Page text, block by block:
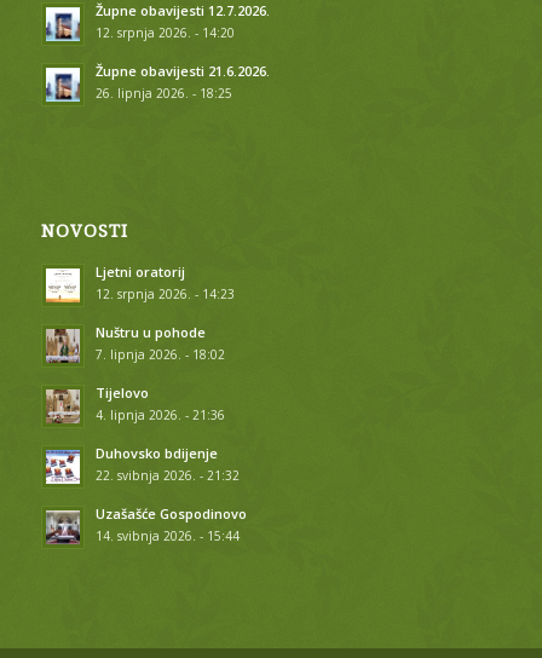
Župne obavijesti 12.7.2026.
12. srpnja 2026. - 14:20
Župne obavijesti 21.6.2026.
26. lipnja 2026. - 18:25
NOVOSTI
Ljetni oratorij
12. srpnja 2026. - 14:23
Nuštru u pohode
7. lipnja 2026. - 18:02
Tijelovo
4. lipnja 2026. - 21:36
Duhovsko bdijenje
22. svibnja 2026. - 21:32
Uzašašće Gospodinovo
14. svibnja 2026. - 15:44